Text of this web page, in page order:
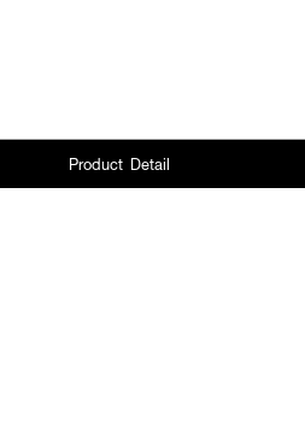
Product Detail